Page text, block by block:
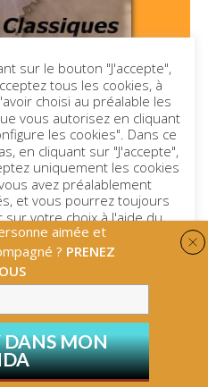
perdu une
et vous
contacter ?
de ce
puis
moi.
nouvel alias
nouvel alias
nouvel alias
nouvel alias
nouvel alias
nouvel alias
nouvel alias
sur le bouton "J'accepte",
tous les cookies, à
choisi au préalable les
vous autorisez en cliquant
les cookies". Dans ce
en cliquant sur "J'accepte",
uniquement les cookies
avez préalablement
et vous pourrez toujours
sur votre choix à l'aide du
bas à gauche de l'écran.
configure les cookies
En savoir plus
aimée et
? PRENEZ
alias
alias
alias
alias
alias
DANS MON